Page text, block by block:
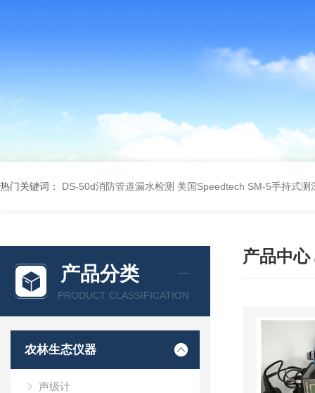
热门关键词： DS-50d消防管道漏水检测 美国Speedtech SM-5手持式测
产品分类
PRODUCT CLASSIFICATION
农林生态仪器
声级计
产品中心